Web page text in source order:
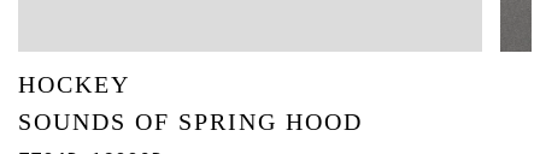
HOCKEY
SOUNDS OF SPRING HOOD